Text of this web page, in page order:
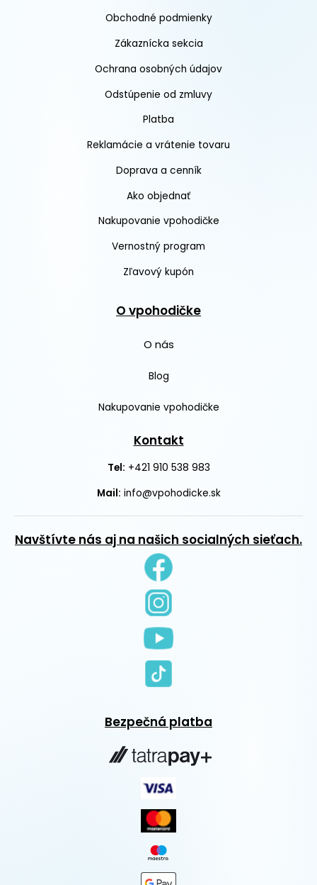
Obchodné podmienky
Zákaznícka sekcia
Ochrana osobných údajov
Odstúpenie od zmluvy
Platba
Reklamácie a vrátenie tovaru
Doprava a cenník
Ako objednať
Nakupovanie vpohodičke
Vernostný program
Zľavový kupón
O vpohodičke
O nás
Blog
Nakupovanie vpohodičke
Kontakt
Tel: +421 910 538 983
Mail: info@vpohodicke.sk
Navštívte nás aj na našich socialných sieťach.
Bezpečná platba